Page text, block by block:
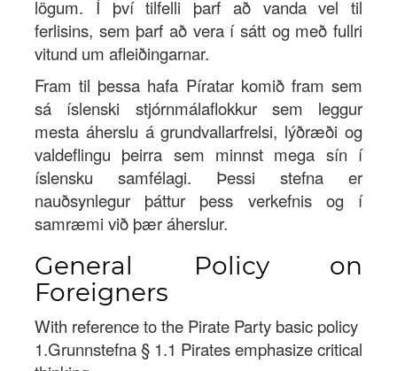
lögum. Í því tilfelli þarf að vanda vel til
ferlisins, sem þarf að vera í sátt og með fullri
vitund um afleiðingarnar.
Fram til þessa hafa Píratar komið fram sem
sá íslenski stjórnmálaflokkur sem leggur
mesta áherslu á grundvallarfrelsi, lýðræði og
valdeflingu þeirra sem minnst mega sín í
íslensku samfélagi. Þessi stefna er
nauðsynlegur þáttur þess verkefnis og í
samræmi við þær áherslur.
General Policy on
Foreigners
With reference to the Pirate Party basic policy
1.Grunnstefna § 1.1 Pirates emphasize critical